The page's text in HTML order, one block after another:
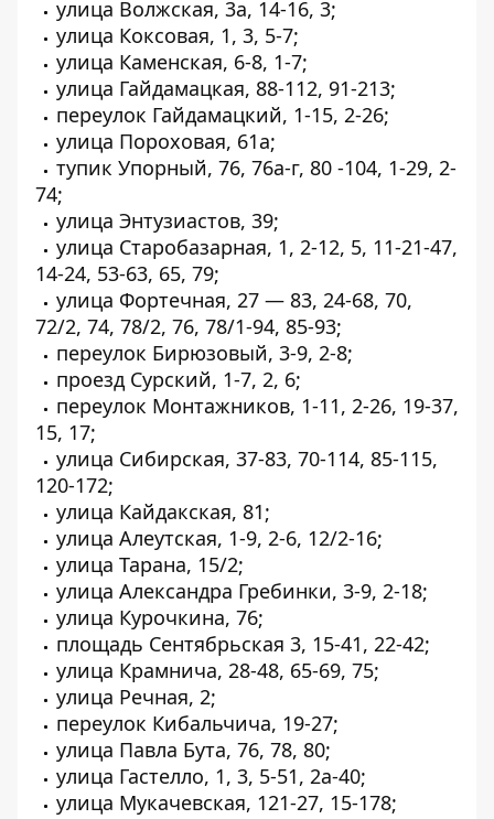
улица Волжская, 3а, 14-16, 3;
улица Коксовая, 1, 3, 5-7;
улица Каменская, 6-8, 1-7;
улица Гайдамацкая, 88-112, 91-213;
переулок Гайдамацкий, 1-15, 2-26;
улица Пороховая, 61а;
тупик Упорный, 76, 76а-г, 80 -104, 1-29, 2-
74;
улица Энтузиастов, 39;
улица Старобазарная, 1, 2-12, 5, 11-21-47,
14-24, 53-63, 65, 79;
улица Фортечная, 27 — 83, 24-68, 70,
72/2, 74, 78/2, 76, 78/1-94, 85-93;
переулок Бирюзовый, 3-9, 2-8;
проезд Сурский, 1-7, 2, 6;
переулок Монтажников, 1-11, 2-26, 19-37,
15, 17;
улица Сибирская, 37-83, 70-114, 85-115,
120-172;
улица Кайдакская, 81;
улица Алеутская, 1-9, 2-6, 12/2-16;
улица Тарана, 15/2;
улица Александра Гребинки, 3-9, 2-18;
улица Курочкина, 76;
площадь Сентябрьская 3, 15-41, 22-42;
улица Крамнича, 28-48, 65-69, 75;
улица Речная, 2;
переулок Кибальчича, 19-27;
улица Павла Бута, 76, 78, 80;
улица Гастелло, 1, 3, 5-51, 2а-40;
улица Мукачевская, 121-27, 15-178;